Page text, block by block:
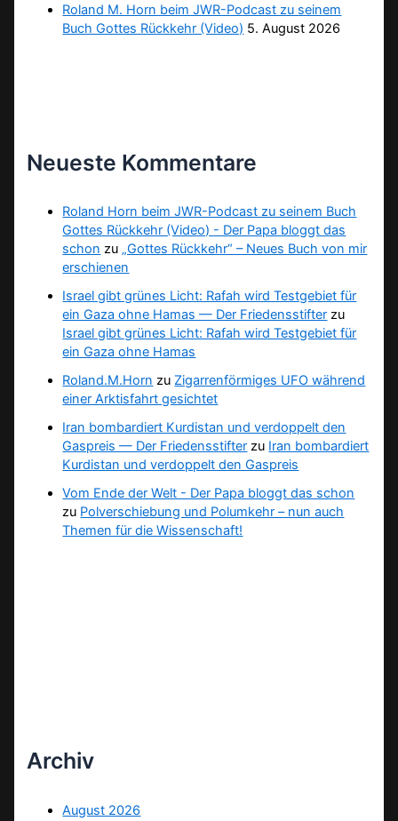
Roland M. Horn beim JWR-Podcast zu seinem
Buch Gottes Rückkehr (Video) 5. August 2026
Neueste Kommentare
Roland Horn beim JWR-Podcast zu seinem Buch
Gottes Rückkehr (Video) - Der Papa bloggt das
schon zu „Gottes Rückkehr“ – Neues Buch von mir
erschienen
Israel gibt grünes Licht: Rafah wird Testgebiet für
ein Gaza ohne Hamas — Der Friedensstifter zu
Israel gibt grünes Licht: Rafah wird Testgebiet für
ein Gaza ohne Hamas
Roland.M.Horn zu Zigarrenförmiges UFO während
einer Arktisfahrt gesichtet
Iran bombardiert Kurdistan und verdoppelt den
Gaspreis — Der Friedensstifter zu Iran bombardiert
Kurdistan und verdoppelt den Gaspreis
Vom Ende der Welt - Der Papa bloggt das schon
zu Polverschiebung und Polumkehr – nun auch
Themen für die Wissenschaft!
Archiv
August 2026